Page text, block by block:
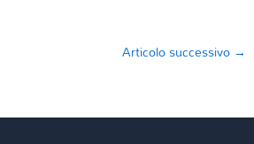
Articolo successivo →